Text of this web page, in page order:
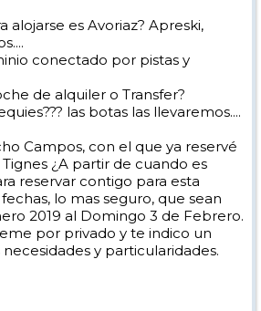
alojarse es Avoriaz? Apreski,
conectado por pistas y
de alquiler o Transfer?
las botas las llevaremos....
Campos, con el que ya reservé
¿A partir de cuando es
reservar contigo para esta
lo mas seguro, que sean
2019 al Domingo 3 de Febrero.
por privado y te indico un
y particularidades.